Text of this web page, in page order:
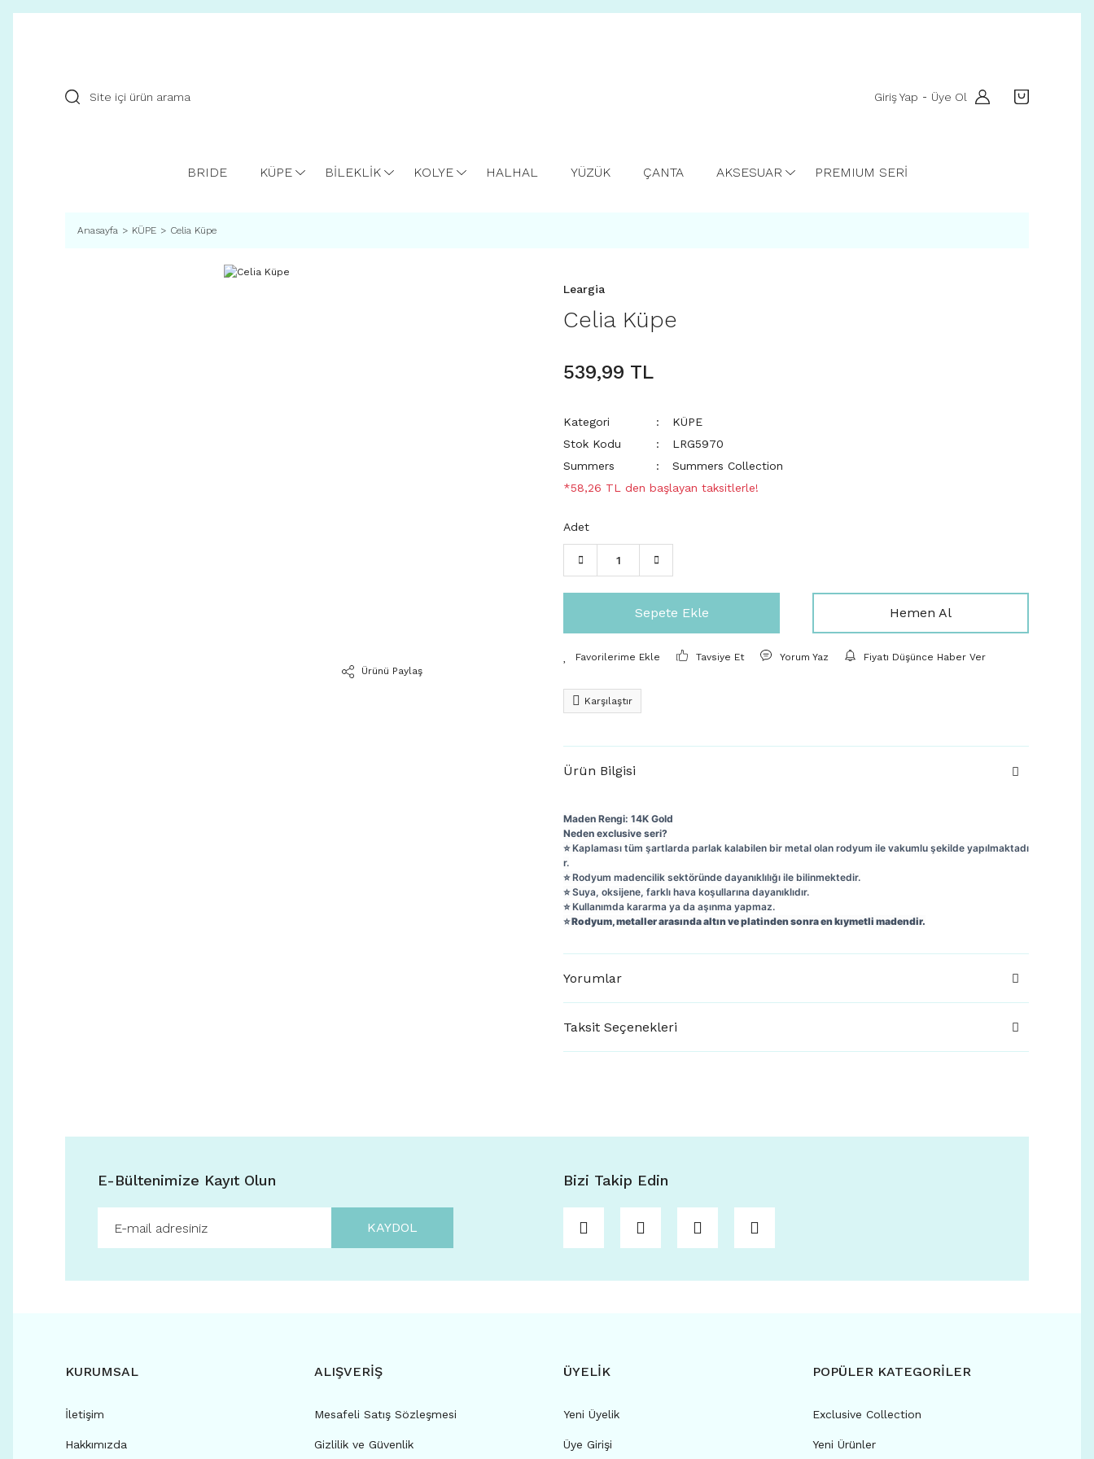
Giriş Yap - Üye Ol
BRIDE KÜPE BİLEKLİK KOLYE HALHAL YÜZÜK ÇANTA AKSESUAR PREMIUM SERİ
Anasayfa KÜPE Celia Küpe
Ürünü Paylaş
Leargia
Celia Küpe
539,99 TL
Kategori
KÜPE
Stok Kodu
LRG5970
Summers
Summers Collection
*58,26 TL den başlayan taksitlerle!
Adet
Sepete Ekle Hemen Al
Tavsiye Et Yorum Yaz Fiyatı Düşünce Haber Ver
Karşılaştır
Ürün Bilgisi
Maden Rengi: 14K Gold
Neden exclusive seri?
⭐️ Kaplaması tüm şartlarda parlak kalabilen bir metal olan rodyum ile vakumlu şekilde yapılmaktadı
r.
⭐️ Rodyum madencilik sektöründe dayanıklılığı ile bilinmektedir.
⭐️ Suya, oksijene, farklı hava koşullarına dayanıklıdır.
⭐️ Kullanımda kararma ya da aşınma yapmaz.
⭐️ Rodyum, metaller arasında altın ve platinden sonra en kıymetli madendir.
Yorumlar
Taksit Seçenekleri
E-Bültenimize Kayıt Olun
KAYDOL
Bizi Takip Edin
KURUMSAL
İletişim
Hakkımızda
ALIŞVERİŞ
Mesafeli Satış Sözleşmesi
Gizlilik ve Güvenlik
ÜYELİK
Yeni Üyelik
Üye Girişi
POPÜLER KATEGORİLER
Exclusive Collection
Yeni Ürünler